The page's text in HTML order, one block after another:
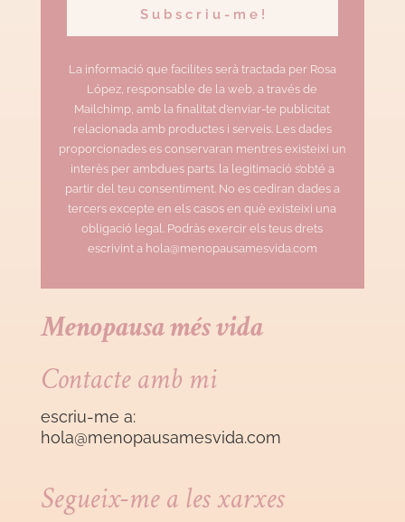
La informació que facilites serà tractada per Rosa
López, responsable de la web, a través de
Mailchimp, amb la finalitat d’enviar-te publicitat
relacionada amb productes i serveis. Les dades
proporcionades es conservaran mentres existeixi un
interès per ambdues parts. la legitimació s’obté a
partir del teu consentiment. No es cediran dades a
tercers excepte en els casos en què existeixi una
obligació legal. Podràs exercir els teus drets
escrivint a hola@menopausamesvida.com
Menopausa més vida
Contacte amb mi
escriu-me a:
hola@menopausamesvida.com
Segueix-me a les xarxes